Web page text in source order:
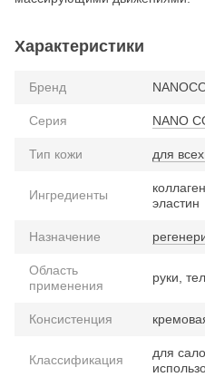
Характеристики
Бренд
Серия NANO
Тип кожи для
Ингредиенты
эластин
Назначение
Область
применения
руки,
Консистенция
Классификация
для